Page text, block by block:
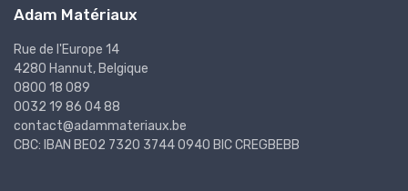
Adam Matériaux
Rue de l'Europe 14
4280 Hannut, Belgique
0800 18 089
0032 19 86 04 88
contact@adammateriaux.be
CBC: IBAN BE02 7320 3744 0940 BIC CREGBEBB